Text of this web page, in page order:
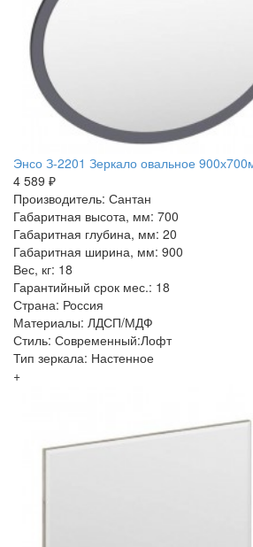
Энсо З-2201 Зеркало овальное
4 589 ₽
Производитель: Сантан
Габаритная высота, мм: 700
Габаритная глубина, мм: 20
Габаритная ширина, мм: 900
Вес, кг: 18
Гарантийный срок мес.: 18
Страна: Россия
Материалы: ЛДСП/МДФ
Стиль: Современный:Лофт
Тип зеркала: Настенное
+